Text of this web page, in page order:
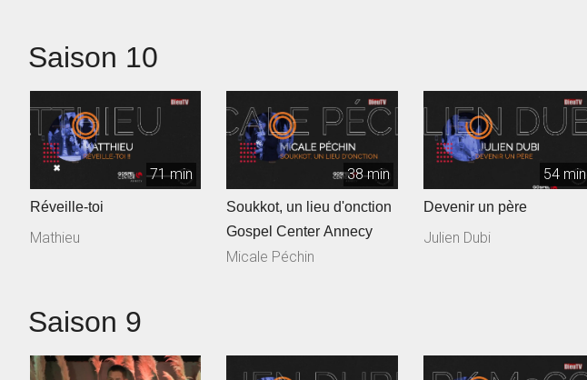
Saison 10
71 min
Réveille-toi
Mathieu
38 min
Soukkot, un lieu d'onction
Gospel Center Annecy
Micale Péchin
54 min
Devenir un père
Julien Dubi
Saison 9